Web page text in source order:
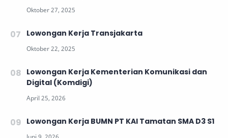
Lowongan Kerja Transjakarta
Lowongan Kerja Kementerian Komunikasi dan
Digital (Komdigi)
Lowongan Kerja BUMN PT KAI Tamatan SMA D3 S1